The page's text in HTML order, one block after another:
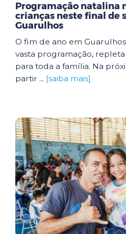
Programação natalina
crianças neste final de
Guarulhos
O fim de ano em
vasta programação,
para toda a família. Na
partir ... [saiba mais]